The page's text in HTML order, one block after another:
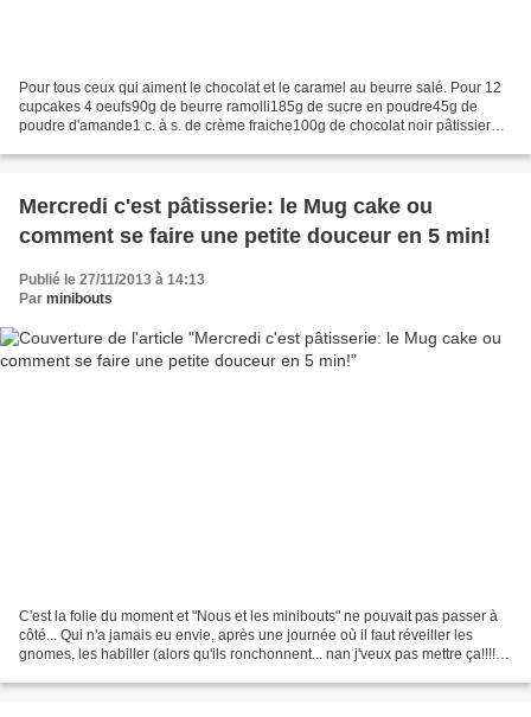
Pour tous ceux qui aiment le chocolat et le caramel au beurre salé. Pour 12
cupcakes 4 oeufs90g de beurre ramolli185g de sucre en poudre45g de
poudre d'amande1 c. à s. de crème fraiche100g de chocolat noir pâtissier
Mercredi c'est pâtisserie: le Mug cake ou
comment se faire une petite douceur en 5 min!
Publié le 27/11/2013 à 14:13
Par minibouts
C'est la folie du moment et "Nous et les minibouts" ne pouvait pas passer à
côté... Qui n'a jamais eu envie, après une journée où il faut réveiller les
gnomes, les habiller (alors qu'ils ronchonnent... nan j'veux pas mettre ça!!!!!!),